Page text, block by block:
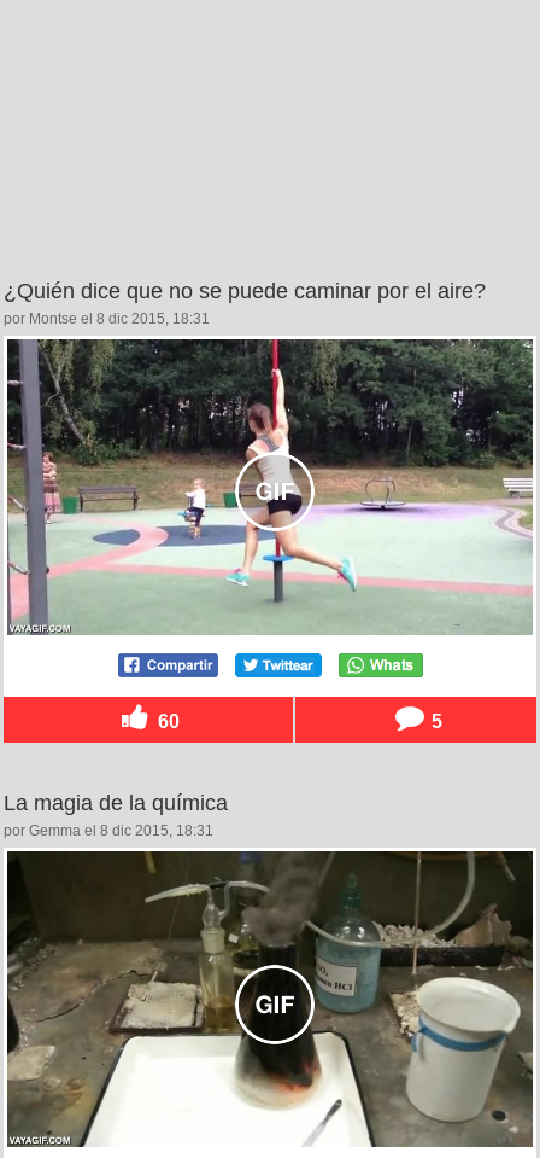
¿Quién dice que no se puede caminar por el aire?
por Montse el 8 dic 2015, 18:31
60 5
La magia de la química
por Gemma el 8 dic 2015, 18:31